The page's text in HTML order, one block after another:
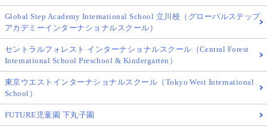
Global Step Academy International School 立川校（グローバルステップ
アカデミーインターナショナルスクール）
セントラルフォレスト インターナショナルスクール（Central Forest
International School Preschool & Kindergarten）
東京ウエストインターナショナルスクール（Tokyo West International
School）
FUTURE児童園 下丸子園